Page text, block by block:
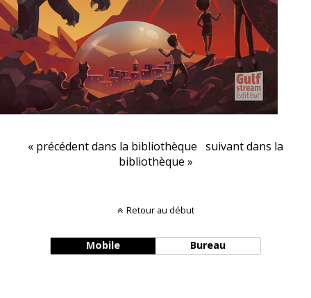
« précédent dans la bibliothèque suivant dans la
bibliothèque »
Retour au début
Mobile Bureau